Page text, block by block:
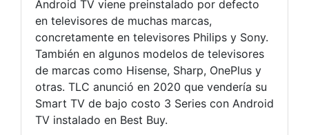
Android TV viene preinstalado por defecto
en televisores de muchas marcas,
concretamente en televisores Philips y Sony.
También en algunos modelos de televisores
de marcas como Hisense, Sharp, OnePlus y
otras. TLC anunció en 2020 que vendería su
Smart TV de bajo costo 3 Series con Android
TV instalado en Best Buy.